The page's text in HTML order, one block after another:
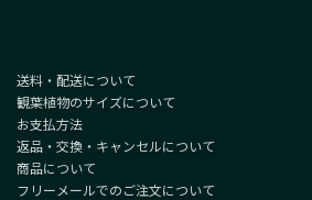
送料・配送について
観葉植物のサイズについて
お支払方法
返品・交換・キャンセルについて
商品について
フリーメールでのご注文について